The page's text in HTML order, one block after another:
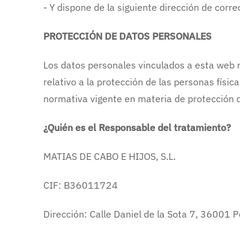
- Y dispone de la siguiente dirección de
PROTECCIÓN DE DATOS PERSONALES
Los datos personales vinculados a esta
relativo a la protección de las personas
normativa vigente en materia de protección
¿Quién es el Responsable del tratamiento?
MATIAS DE CABO E HIJOS, S.L.
CIF: B36011724
Dirección: Calle Daniel de la Sota 7, 36001